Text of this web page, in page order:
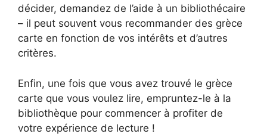
décider, demandez de l’aide à un bibliothécaire
– il peut souvent vous recommander des grèce
carte en fonction de vos intérêts et d’autres
critères.
Enfin, une fois que vous avez trouvé le grèce
carte que vous voulez lire, empruntez-le à la
bibliothèque pour commencer à profiter de
votre expérience de lecture !